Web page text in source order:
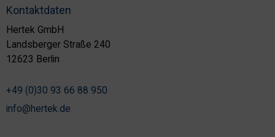
Kontaktdaten
Hertek GmbH
Landsberger Straße 240
12623 Berlin
+49 (0)30 93 66 88 950
info@hertek.de